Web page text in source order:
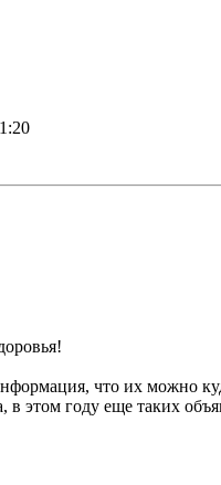
что их можно
этом году еще таких